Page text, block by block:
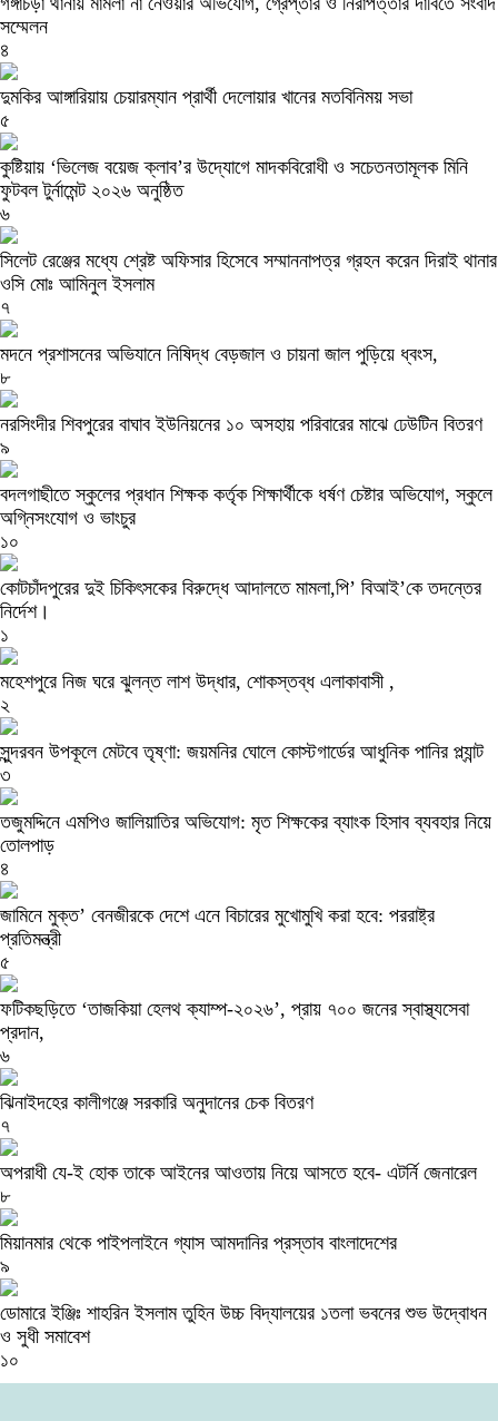
সম্মেলন
৪
দুমকির আঙ্গারিয়ায় চেয়ারম্যান প্রার্থী দেলোয়ার খানের মতবিনিময় সভা
৫
কুষ্টিয়ায় ‘ভিলেজ বয়েজ ক্লাব’র উদ্যোগে মাদকবিরোধী ও সচেতনতামূলক মিনি
ফুটবল টুর্নামেন্ট ২০২৬ অনুষ্ঠিত
৬
সিলেট রেঞ্জের মধ্যে শ্রেষ্ট অফিসার হিসেবে সম্মাননাপত্র গ্রহন করেন দিরাই থানার
ওসি মোঃ আমিনুল ইসলাম
৭
মদনে প্রশাসনের অভিযানে নিষিদ্ধ বেড়জাল ও চায়না জাল পুড়িয়ে ধ্বংস,
৮
নরসিংদীর শিবপুরের বাঘাব ইউনিয়নের ১০ অসহায় পরিবারের মাঝে ঢেউটিন বিতরণ
৯
বদলগাছীতে স্কুলের প্রধান শিক্ষক কর্তৃক শিক্ষার্থীকে ধর্ষণ চেষ্টার অভিযোগ, স্কুলে
অগ্নিসংযোগ ও ভাংচুর
১০
কোটচাঁদপুরের দুই চিকিৎসকের বিরুদ্ধে আদালতে মামলা,পি’ বিআই’কে তদন্তের
নির্দেশ।
১
মহেশপুরে নিজ ঘরে ঝুলন্ত লাশ উদ্ধার, শোকস্তব্ধ এলাকাবাসী ,
২
সুন্দরবন উপকূলে মেটবে তৃষ্ণা: জয়মনির ঘোলে কোস্টগার্ডের আধুনিক পানির প্ল্যান্ট
৩
তজুমদ্দিনে এমপিও জালিয়াতির অভিযোগ: মৃত শিক্ষকের ব্যাংক হিসাব ব্যবহার নিয়ে
তোলপাড়
৪
জামিনে মুক্ত’ বেনজীরকে দেশে এনে বিচারের মুখোমুখি করা হবে: পররাষ্ট্র
প্রতিমন্ত্রী
৫
ফটিকছড়িতে ‘তাজকিয়া হেলথ ক্যাম্প-২০২৬’, প্রায় ৭০০ জনের স্বাস্থ্যসেবা
প্রদান,
৬
ঝিনাইদহের কালীগঞ্জে সরকারি অনুদানের চেক বিতরণ
৭
অপরাধী যে-ই হোক তাকে আইনের আওতায় নিয়ে আসতে হবে- এটর্নি জেনারেল
৮
মিয়ানমার থেকে পাইপলাইনে গ্যাস আমদানির প্রস্তাব বাংলাদেশের
৯
ডোমারে ইঞ্জিঃ শাহরিন ইসলাম তুহিন উচ্চ বিদ্যালয়ের ১তলা ভবনের শুভ উদ্বোধন
ও সুধী সমাবেশ
১০